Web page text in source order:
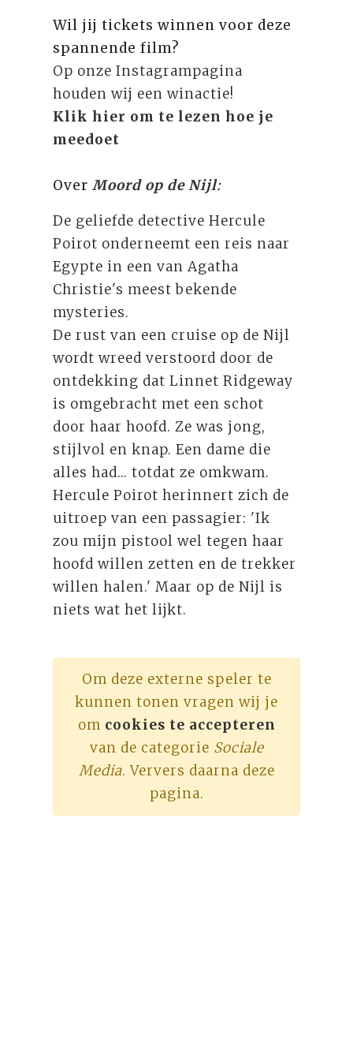
Wil jij tickets winnen voor deze
spannende film?
Op onze Instagrampagina
houden wij een winactie!
Klik hier om te lezen hoe je
meedoet
Over Moord op de Nijl:
De geliefde detective Hercule
Poirot onderneemt een reis naar
Egypte in een van Agatha
Christie's meest bekende
mysteries.
De rust van een cruise op de Nijl
wordt wreed verstoord door de
ontdekking dat Linnet Ridgeway
is omgebracht met een schot
door haar hoofd. Ze was jong,
stijlvol en knap. Een dame die
alles had... totdat ze omkwam.
Hercule Poirot herinnert zich de
uitroep van een passagier: 'Ik
zou mijn pistool wel tegen haar
hoofd willen zetten en de trekker
willen halen.' Maar op de Nijl is
niets wat het lijkt.
Om deze externe speler te
kunnen tonen vragen wij je
om cookies te accepteren
van de categorie Sociale
Media. Ververs daarna deze
pagina.